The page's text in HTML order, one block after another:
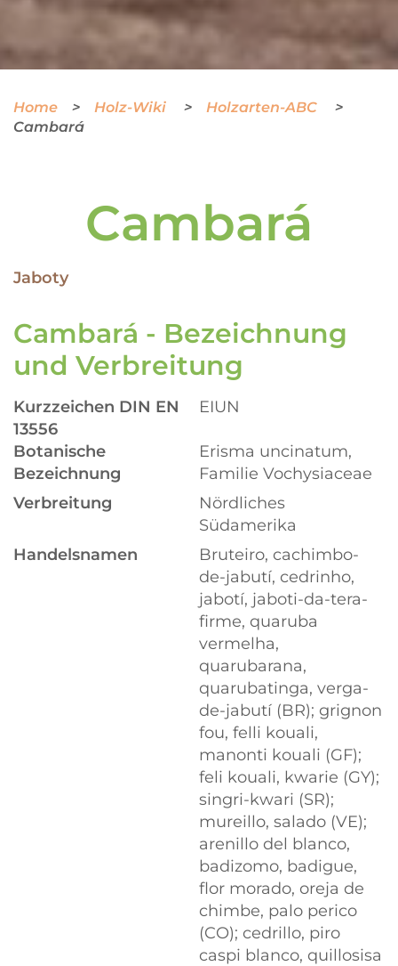
Home Holz-Wiki
Holzarten-ABC
Cambará
Cambará
Jaboty
Cambará - Bezeichnung
und Verbreitung
Kurzzeichen DIN EN
13556
EIUN
Botanische
Bezeichnung
Erisma uncinatum,
Familie Vochysiaceae
Verbreitung
Nördliches
Südamerika
Handelsnamen
Bruteiro, cachimbo-
de-jabutí, cedrinho,
jabotí, jaboti-da-tera-
firme, quaruba
vermelha,
quarubarana,
quarubatinga, verga-
de-jabutí (BR); grignon
fou, felli kouali,
manonti kouali (GF);
feli kouali, kwarie (GY);
singri-kwari (SR);
mureillo, salado (VE);
arenillo del blanco,
badizomo, badigue,
flor morado, oreja de
chimbe, palo perico
(CO); cedrillo, piro
caspi blanco, quillosisa